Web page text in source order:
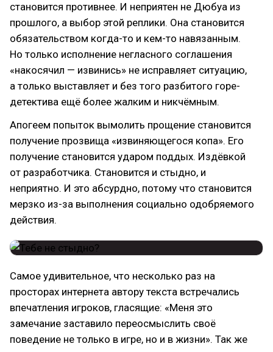
становится противнее. И неприятен не Дюбуа из
прошлого, а выбор этой реплики. Она становится
обязательством когда-то и кем-то навязанным.
Но только исполнение негласного соглашения
«накосячил — извинись» не исправляет ситуацию,
а только выставляет и без того разбитого горе-
детектива ещё более жалким и никчёмным.
Апогеем попыток вымолить прощение становится
получение прозвища «извиняющегося копа». Его
получение становится ударом поддых. Издёвкой
от разработчика. Становится и стыдно, и
неприятно. И это абсурдно, потому что становится
мерзко из-за выполнения социально одобряемого
действия.
Самое удивительное, что несколько раз на
просторах интернета автору текста встречались
впечатления игроков, гласящие: «Меня это
замечание заставило переосмыслить своё
поведение не только в игре, но и в жизни». Так же